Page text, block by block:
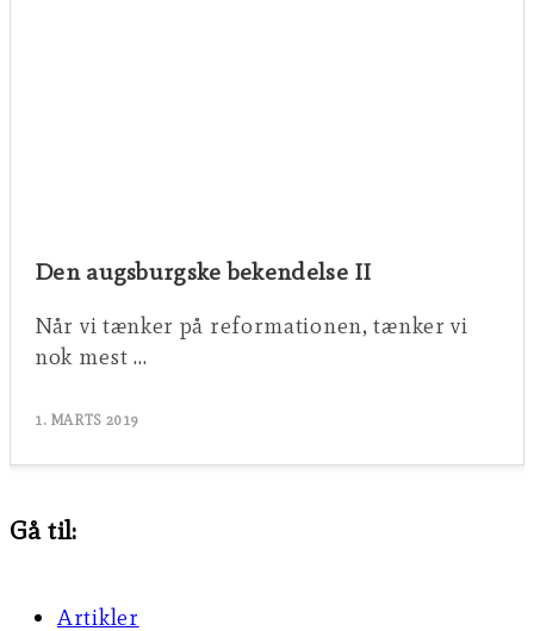
Den augsburgske bekendelse II
Når vi tænker på reformationen, tænker vi
nok mest …
1. MARTS 2019
Gå til:
Artikler